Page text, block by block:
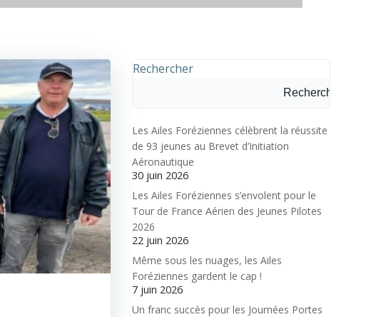
Rechercher
Rechercher
Les Ailes Foréziennes célèbrent la réussite
de 93 jeunes au Brevet d’Initiation
Aéronautique
30 juin 2026
Les Ailes Foréziennes s’envolent pour le
Tour de France Aérien des Jeunes Pilotes
2026
22 juin 2026
Même sous les nuages, les Ailes
Foréziennes gardent le cap !
7 juin 2026
Un franc succès pour les Journées Portes